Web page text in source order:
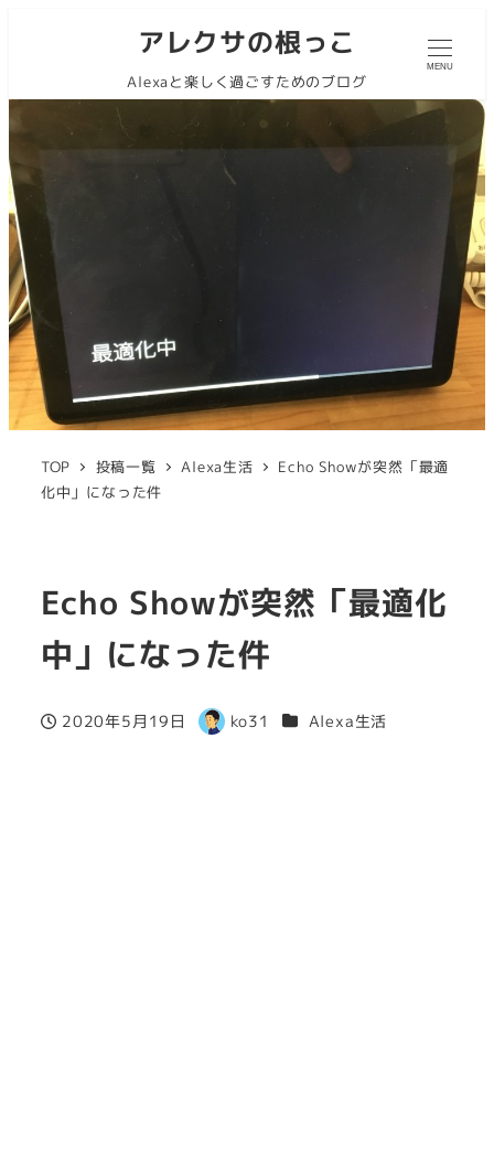
アレクサの根っこ
Alexaと楽しく過ごすためのブログ
MENU
TOP 投稿一覧 Alexa生活
Echo Showが突然「最適
化中」になった件
Echo Showが突然「最適化
中」になった件
投稿日
2020年5月19日
著
ko31 カテゴリー
Alexa生活